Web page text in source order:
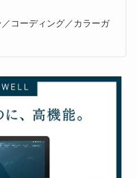
コーディング／カラーガ